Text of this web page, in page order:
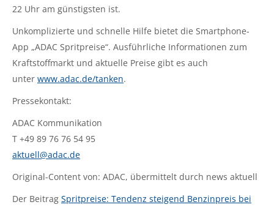
22 Uhr am günstigsten ist.
Unkomplizierte und schnelle Hilfe bietet die Smartphone-
App „ADAC Spritpreise“. Ausführliche Informationen zum
Kraftstoffmarkt und aktuelle Preise gibt es auch
unter www.adac.de/tanken.
Pressekontakt:
ADAC Kommunikation
T +49 89 76 76 54 95
aktuell@adac.de
Original-Content von: ADAC, übermittelt durch news aktuell
Der Beitrag Spritpreise: Tendenz steigend Benzinpreis bei